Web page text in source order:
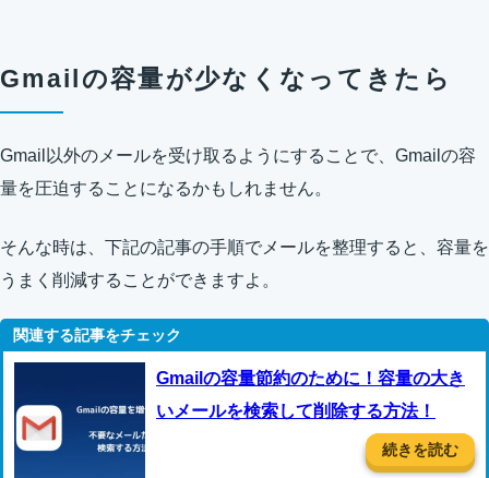
Gmailの容量が少なくなってきたら
Gmail以外のメールを受け取るようにすることで、Gmailの容
量を圧迫することになるかもしれません。
そんな時は、下記の記事の手順でメールを整理すると、容量を
うまく削減することができますよ。
Gmailの容量節約のために！容量の大き
いメールを検索して削除する方法！
続きを読む